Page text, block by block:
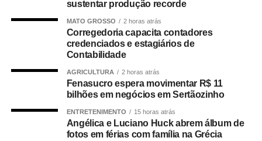
sustentar produção recorde
MATO GROSSO 2 horas atrás
Corregedoria capacita contadores
credenciados e estagiários de
Contabilidade
AGRICULTURA 2 horas atrás
Fenasucro espera movimentar R$ 11
bilhões em negócios em Sertãozinho
ENTRETENIMENTO 15 horas atrás
Angélica e Luciano Huck abrem álbum de
fotos em férias com família na Grécia